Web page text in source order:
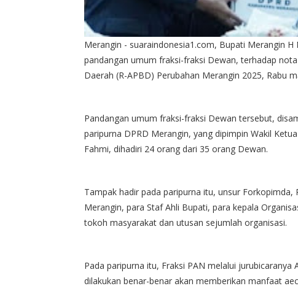
Merangin - suaraindonesia1.com, Bupati Merangin
pandangan umum fraksi-fraksi Dewan, terhadap
Daerah (R-APBD) Perubahan Merangin 2025, Rabu
Pandangan umum fraksi-fraksi Dewan tersebut,
paripurna DPRD Merangin, yang dipimpin Wakil
Fahmi, dihadiri 24 orang dari 35 orang Dewan.
Tampak hadir pada paripurna itu, unsur
Merangin, para Staf Ahli Bupati, para kepala
tokoh masyarakat dan utusan sejumlah organisasi.
Pada paripurna itu, Fraksi PAN melalui
dilakukan benar-benar akan memberikan manfaat